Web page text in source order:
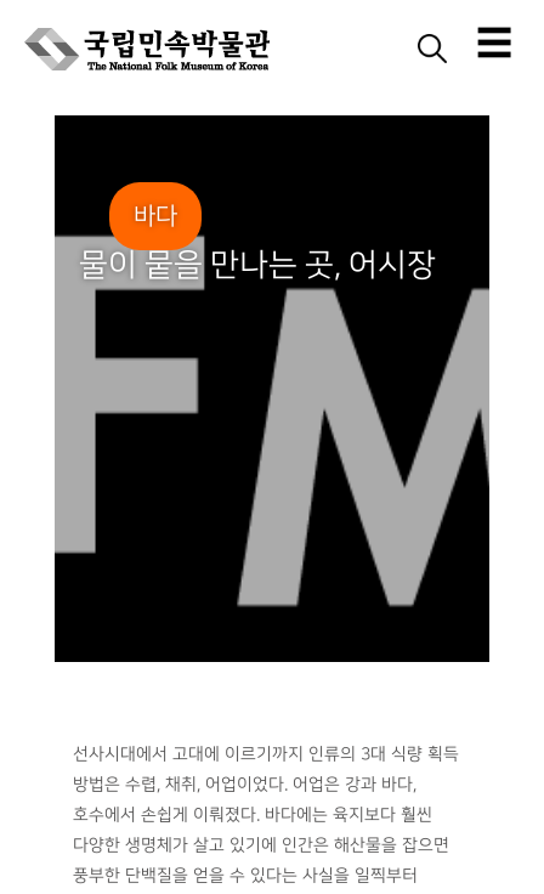
☰
Skip
바다
물이 뭍을 만나는 곳, 어시장
선사시대에서 고대에 이르기까지 인류의 3대 식량 획득
방법은 수렵, 채취, 어업이었다. 어업은 강과 바다,
호수에서 손쉽게 이뤄졌다. 바다에는 육지보다 훨씬
다양한 생명체가 살고 있기에 인간은 해산물을 잡으면
풍부한 단백질을 얻을 수 있다는 사실을 일찍부터